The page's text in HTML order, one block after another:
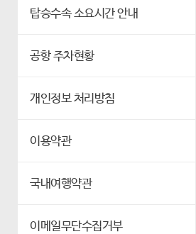
탑승수속 소요시간 안내
공항 주차현황
개인정보 처리방침
이용약관
국내여행약관
이메일무단수집거부